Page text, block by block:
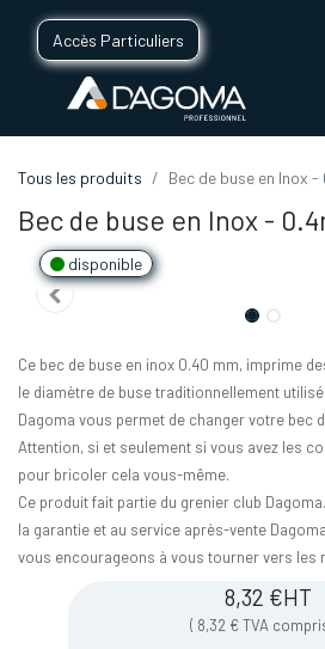
Accès Particuliers
Tous les produits Bec de buse en Inox -
Bec de buse en Inox -
disponible
Ce bec de buse en inox 0.40 mm, imprime
le diamètre de buse traditionnellement
Dagoma vous permet de changer votre bec
Attention, si et seulement si vous avez les
pour bricoler cela vous-même.
Ce produit fait partie du grenier club
la garantie et au service après-vente
vous encourageons à vous tourner vers les
8,32 €HT
( 8,32 €TVA